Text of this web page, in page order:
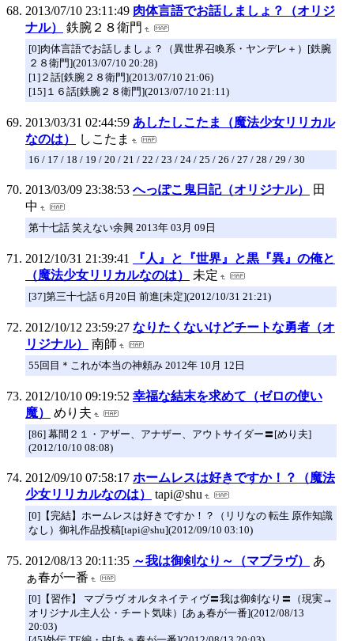
2013/07/10 23:11:49 肉体言語でお話しましょ？（オリジ
ナル）
鉄腕２８衛門
[0]肉体言語でお話しましょ？（異世界召喚系・ヤンデレ＋）[鉄腕
２８衛門](2013/07/10 20:28)
[1]２話[鉄腕２８衛門](2013/07/10 21:06)
[15]１６話[鉄腕２８衛門](2013/07/10 21:11)
2013/03/31 02:44:59 あしたしこたま（魔法少女リリカル
なのは）
しこたま
16 / 17 / 18 / 19 / 20 / 21 / 22 / 23 / 24 / 25 / 26 / 27 / 28 / 29 / 30
2013/03/09 23:38:53 へっぽこ鬼日記（オリジナル）
田
中
第十七話 笑えない余興 2013年 03月 09日
2012/10/31 21:39:41
『人』と『世界』と黒『異』の俺と
（魔法少女リリカルなのは）
未定
[37]第三十七話 6月20日 前進[未定](2012/10/31 21:21)
2012/10/12 23:59:27 なりたくないけどチートな勇者（オ
リジナル）
南師
55回目＊これが本当の神頼み 2012年 10月 12日
2012/10/10 09:19:52 幸福な結末を求めて（ゼロの使い
魔）
めり夫
[86] 幕間２１・アザー、アナザー、アウトサイダー〓[めり夫]
(2012/10/10 08:08)
2012/09/10 07:58:17 ホームレスは好きですか！？（魔法
少女リリカルなのは）
tapi@shu
[0]【完結】ホームレスは好きですか！？（リリなの 転生 原作知識
なし）御礼作品投稿[tapi@shu](2012/09/10 03:10)
2012/08/13 20:11:35 ～我は御剣なり～（マブラヴ）
あ
ぁ春が一番
[0]【習作】 マブラヴ オルタネイティヴ〓我は御剣なり〓（現実→
オリジナル主人公・チート気味）[あぁ春が一番](2012/08/13
20:03)